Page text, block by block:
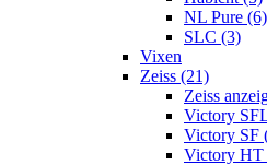
NL Pure (6)
SLC (3)
Vixen
Zeiss (21)
Zeiss
Victory
Victory SF
Victory HT